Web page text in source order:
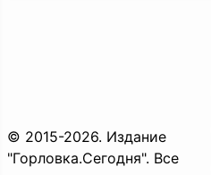
© 2015-2026. Издание
"Горловка.Сегодня". Все